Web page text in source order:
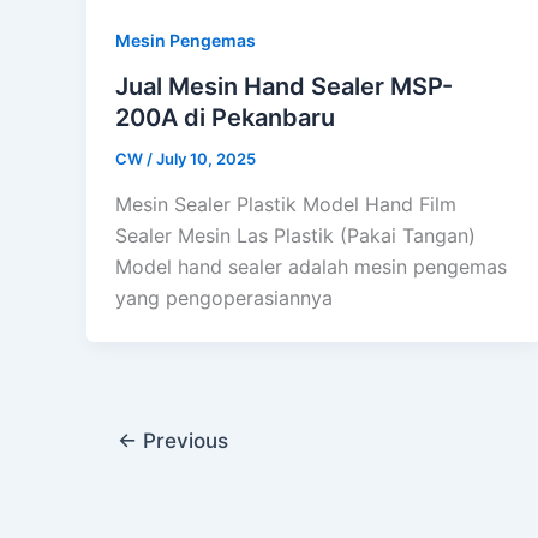
Mesin Pengemas
Jual Mesin Hand Sealer MSP-
200A di Pekanbaru
CW /July 10, 2025
Mesin Sealer Plastik Model Hand Film
Sealer Mesin Las Plastik (Pakai Tangan)
Model hand sealer adalah mesin pengemas
yang pengoperasiannya
← Previous